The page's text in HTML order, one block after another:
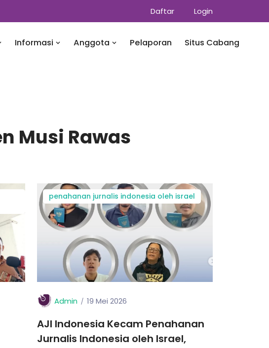
Daftar Login
Informasi Anggota Pelaporan Situs Cabang
Musi Rawas
penahanan jurnalis indonesia oleh israel
Admin 19 Mei 2026
AJI Indonesia Kecam Penahanan
Jurnalis Indonesia oleh Israel,